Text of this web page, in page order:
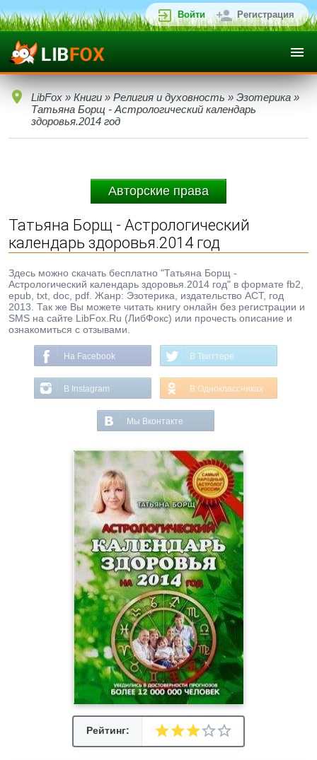
Войти Регистрация
LibFox » Книги » Религия и духовность » Эзотерика »
Татьяна Борщ - Астрологический календарь
здоровья.2014 год
Авторские права
Татьяна Борщ - Астрологический
календарь здоровья.2014 год
Здесь можно скачать бесплатно "Татьяна Борщ -
Астрологический календарь здоровья.2014 год" в формате fb2,
epub, txt, doc, pdf. Жанр: Эзотерика, издательство АСТ, год
2013. Так же Вы можете читать книгу онлайн без регистрации и
SMS на сайте LibFox.Ru (ЛибФокс) или прочесть описание и
ознакомиться с отзывами.
На Facebook В Твиттере
В Instagram В Одноклассниках
Мы Вконтакте
Рейтинг: